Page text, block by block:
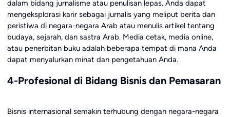
dalam bidang jurnalisme atau penulisan lepas. Anda dapat
mengeksplorasi karir sebagai jurnalis yang meliput berita dan
peristiwa di negara-negara Arab atau menulis artikel tentang
budaya, sejarah, dan sastra Arab. Media cetak, media online,
atau penerbitan buku adalah beberapa tempat di mana Anda
dapat menyalurkan minat dan pengetahuan Anda.
4-Profesional di Bidang Bisnis dan Pemasaran
Bisnis internasional semakin terhubung dengan negara-negara